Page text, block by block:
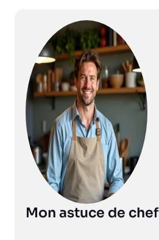
Mon astuce de chef